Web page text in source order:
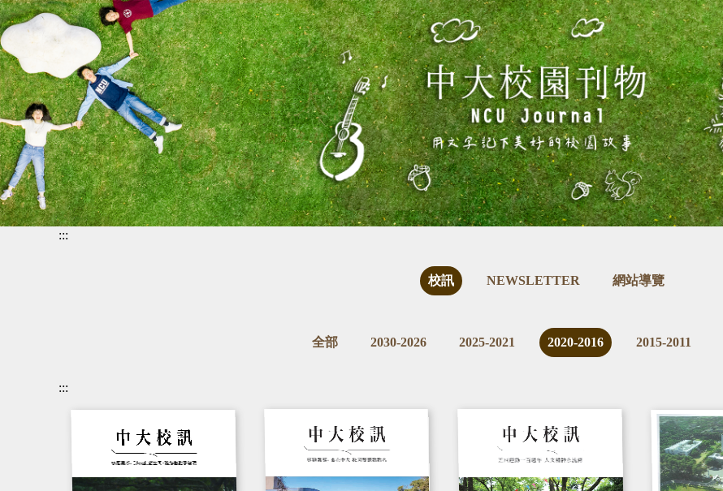
中
:::
校訊 NEWSLETTER 網站導覽
全部 2030-2026 2025-2021 2020-2016 2015-2011
:::